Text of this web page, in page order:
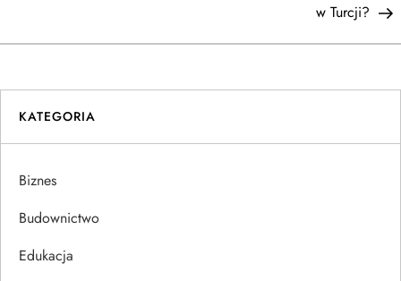
w
i
g
a
c
w Turcji?
KATEGORIA
Biznes
Budownictwo
Edukacja